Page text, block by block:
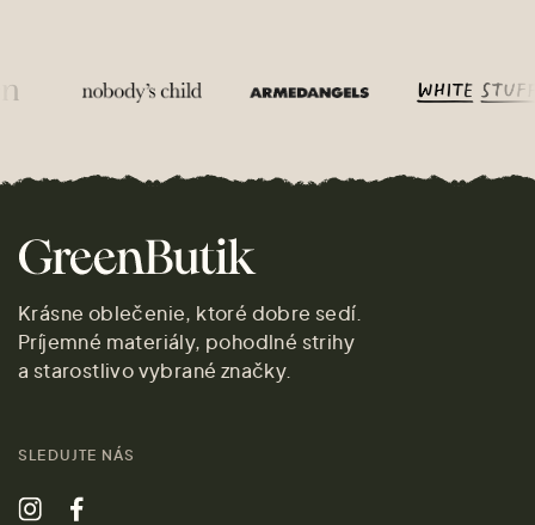
Krásne oblečenie, ktoré dobre sedí.
Príjemné materiály, pohodlné strihy
a starostlivo vybrané značky.
SLEDUJTE NÁS